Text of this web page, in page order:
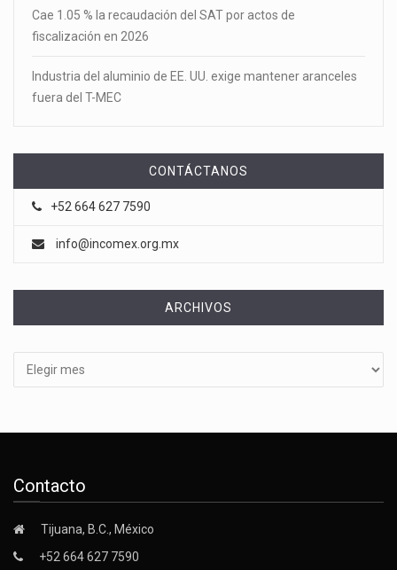
Cae 1.05 % la recaudación del SAT por actos de
fiscalización en 2026
Industria del aluminio de EE. UU. exige mantener aranceles
fuera del T-MEC
CONTÁCTANOS
+52 664 627 7590
info@incomex.org.mx
ARCHIVOS
Contacto
Tijuana, B.C., México
+52 664 627 7590